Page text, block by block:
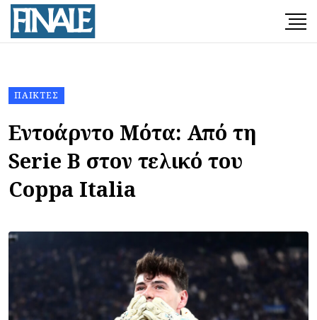
ΠΑΊΚΤΕΣ
Εντοάρντο Μότα: Από τη
Serie B στον τελικό του
Coppa Italia